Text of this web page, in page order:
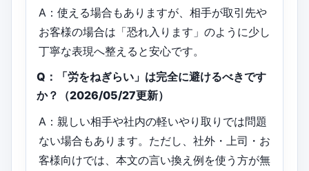
A：使える場合もありますが、相手が取引先や
お客様の場合は「恐れ入ります」のように少し
丁寧な表現へ整えると安心です。
Q：「労をねぎらい」は完全に避けるべきです
か？（2026/05/27更新）
A：親しい相手や社内の軽いやり取りでは問題
ない場合もあります。ただし、社外・上司・お
客様向けでは、本文の言い換え例を使う方が無